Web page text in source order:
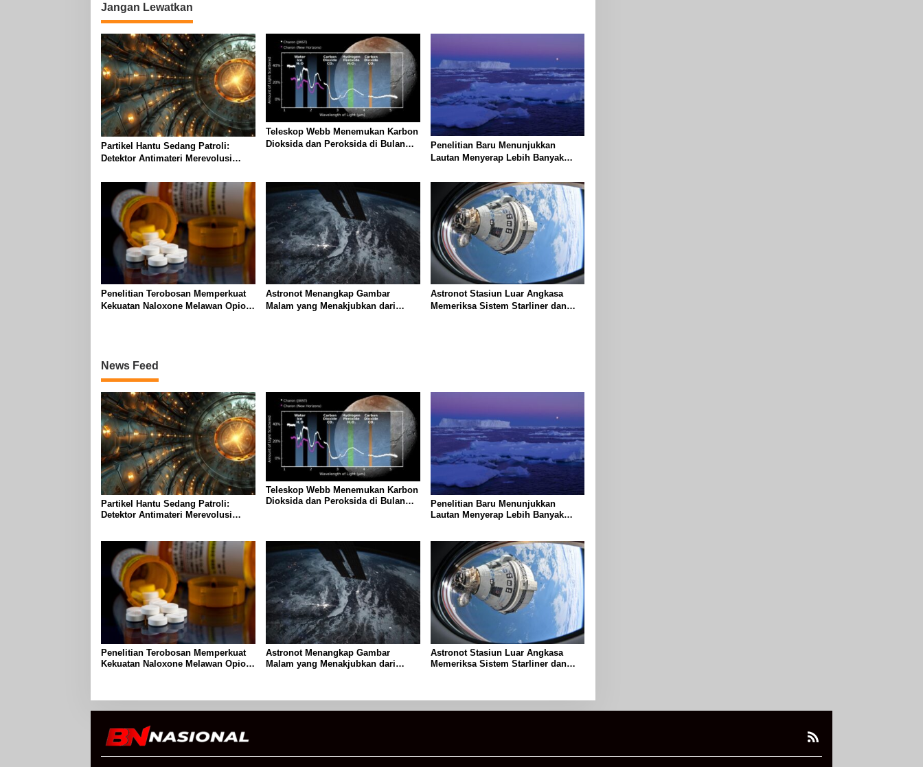
Jangan Lewatkan
Partikel Hantu Sedang Patroli:
Detektor Antimateri Merevolusi
Teleskop Webb Menemukan Karbon
Dioksida dan Peroksida di Bulan
Penelitian Baru Menunjukkan
Lautan Menyerap Lebih Banyak
Penelitian Terobosan Memperkuat
Kekuatan Naloxone Melawan Opioid
Astronot Menangkap Gambar
Malam yang Menakjubkan dari
Astronot Stasiun Luar Angkasa
Memeriksa Sistem Starliner dan
News Feed
Partikel Hantu Sedang Patroli:
Detektor Antimateri Merevolusi
Teleskop Webb Menemukan Karbon
Dioksida dan Peroksida di Bulan
Penelitian Baru Menunjukkan
Lautan Menyerap Lebih Banyak
Penelitian Terobosan Memperkuat
Kekuatan Naloxone Melawan Opioid
Astronot Menangkap Gambar
Malam yang Menakjubkan dari
Astronot Stasiun Luar Angkasa
Memeriksa Sistem Starliner dan